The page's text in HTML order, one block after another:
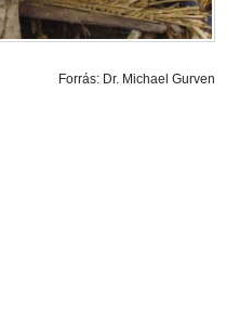
Forrás: Dr. Michael Gurven